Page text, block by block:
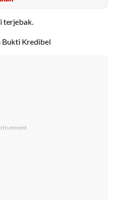
terjebak.
Bukti Kredibel